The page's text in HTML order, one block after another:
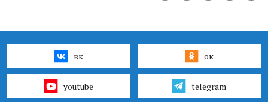
вк ок
youtube telegram